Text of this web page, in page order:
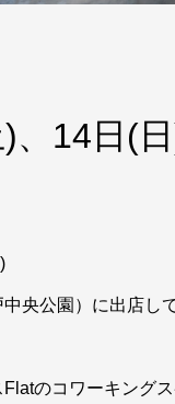
、14日(
央公園）に出店し
のコワーキング